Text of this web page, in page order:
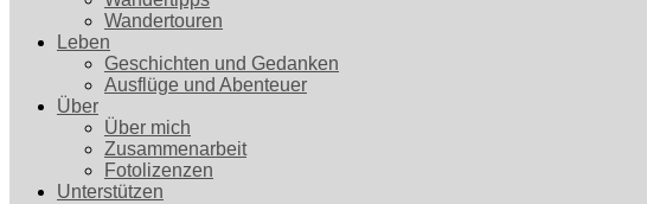
Wandertouren
Leben
Geschichten und Gedanken
Ausflüge und Abenteuer
Über
Über mich
Zusammenarbeit
Fotolizenzen
Unterstützen